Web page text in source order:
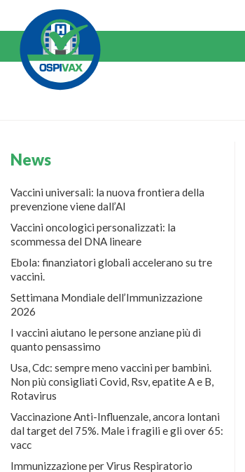
News
Vaccini universali: la nuova frontiera della
prevenzione viene dall’AI
Vaccini oncologici personalizzati: la
scommessa del DNA lineare
Ebola: finanziatori globali accelerano su tre
vaccini.
Settimana Mondiale dell’Immunizzazione
2026
I vaccini aiutano le persone anziane più di
quanto pensassimo
Usa, Cdc: sempre meno vaccini per bambini.
Non più consigliati Covid, Rsv, epatite A e B,
Rotavirus
Vaccinazione Anti-Influenzale, ancora lontani
dal target del 75%. Male i fragili e gli over 65:
vacc
Immunizzazione per Virus Respiratorio